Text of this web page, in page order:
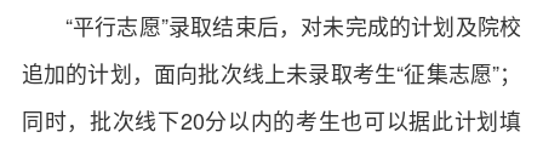
“平行志愿”录取结束后，对未完成的计划及院校
追加的计划，面向批次线上未录取考生“征集志愿”；
同时，批次线下20分以内的考生也可以据此计划填